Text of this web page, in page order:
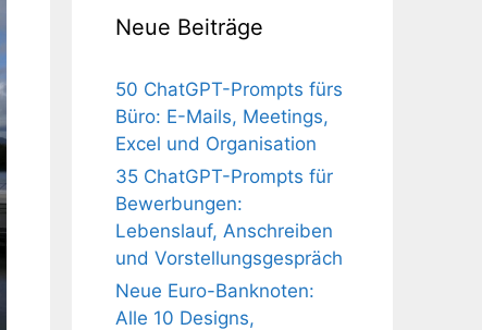
Neue Beiträge
50 ChatGPT-Prompts fürs
Büro: E-Mails, Meetings,
Excel und Organisation
35 ChatGPT-Prompts für
Bewerbungen:
Lebenslauf, Anschreiben
und Vorstellungsgespräch
Neue Euro-Banknoten:
Alle 10 Designs,